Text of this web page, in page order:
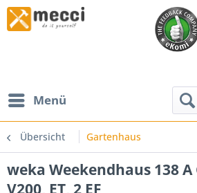
Menü
Übersicht Gartenhaus
weka Weekendhaus 138 A
V200, ET, 2 EF